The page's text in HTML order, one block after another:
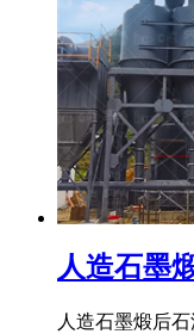
人造石墨
人造石墨煅后